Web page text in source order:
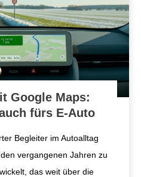
Google Maps:
fürs E-Auto
Begleiter im Autoalltag
vergangenen Jahren zu
das weit über die